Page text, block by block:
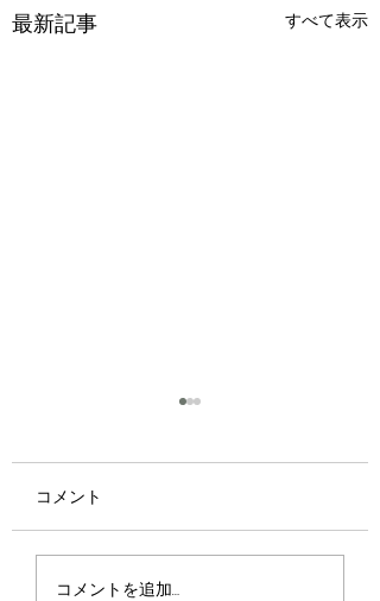
最新記事 すべて表示
君に何が優れたものが
コメント
コメントを追加…